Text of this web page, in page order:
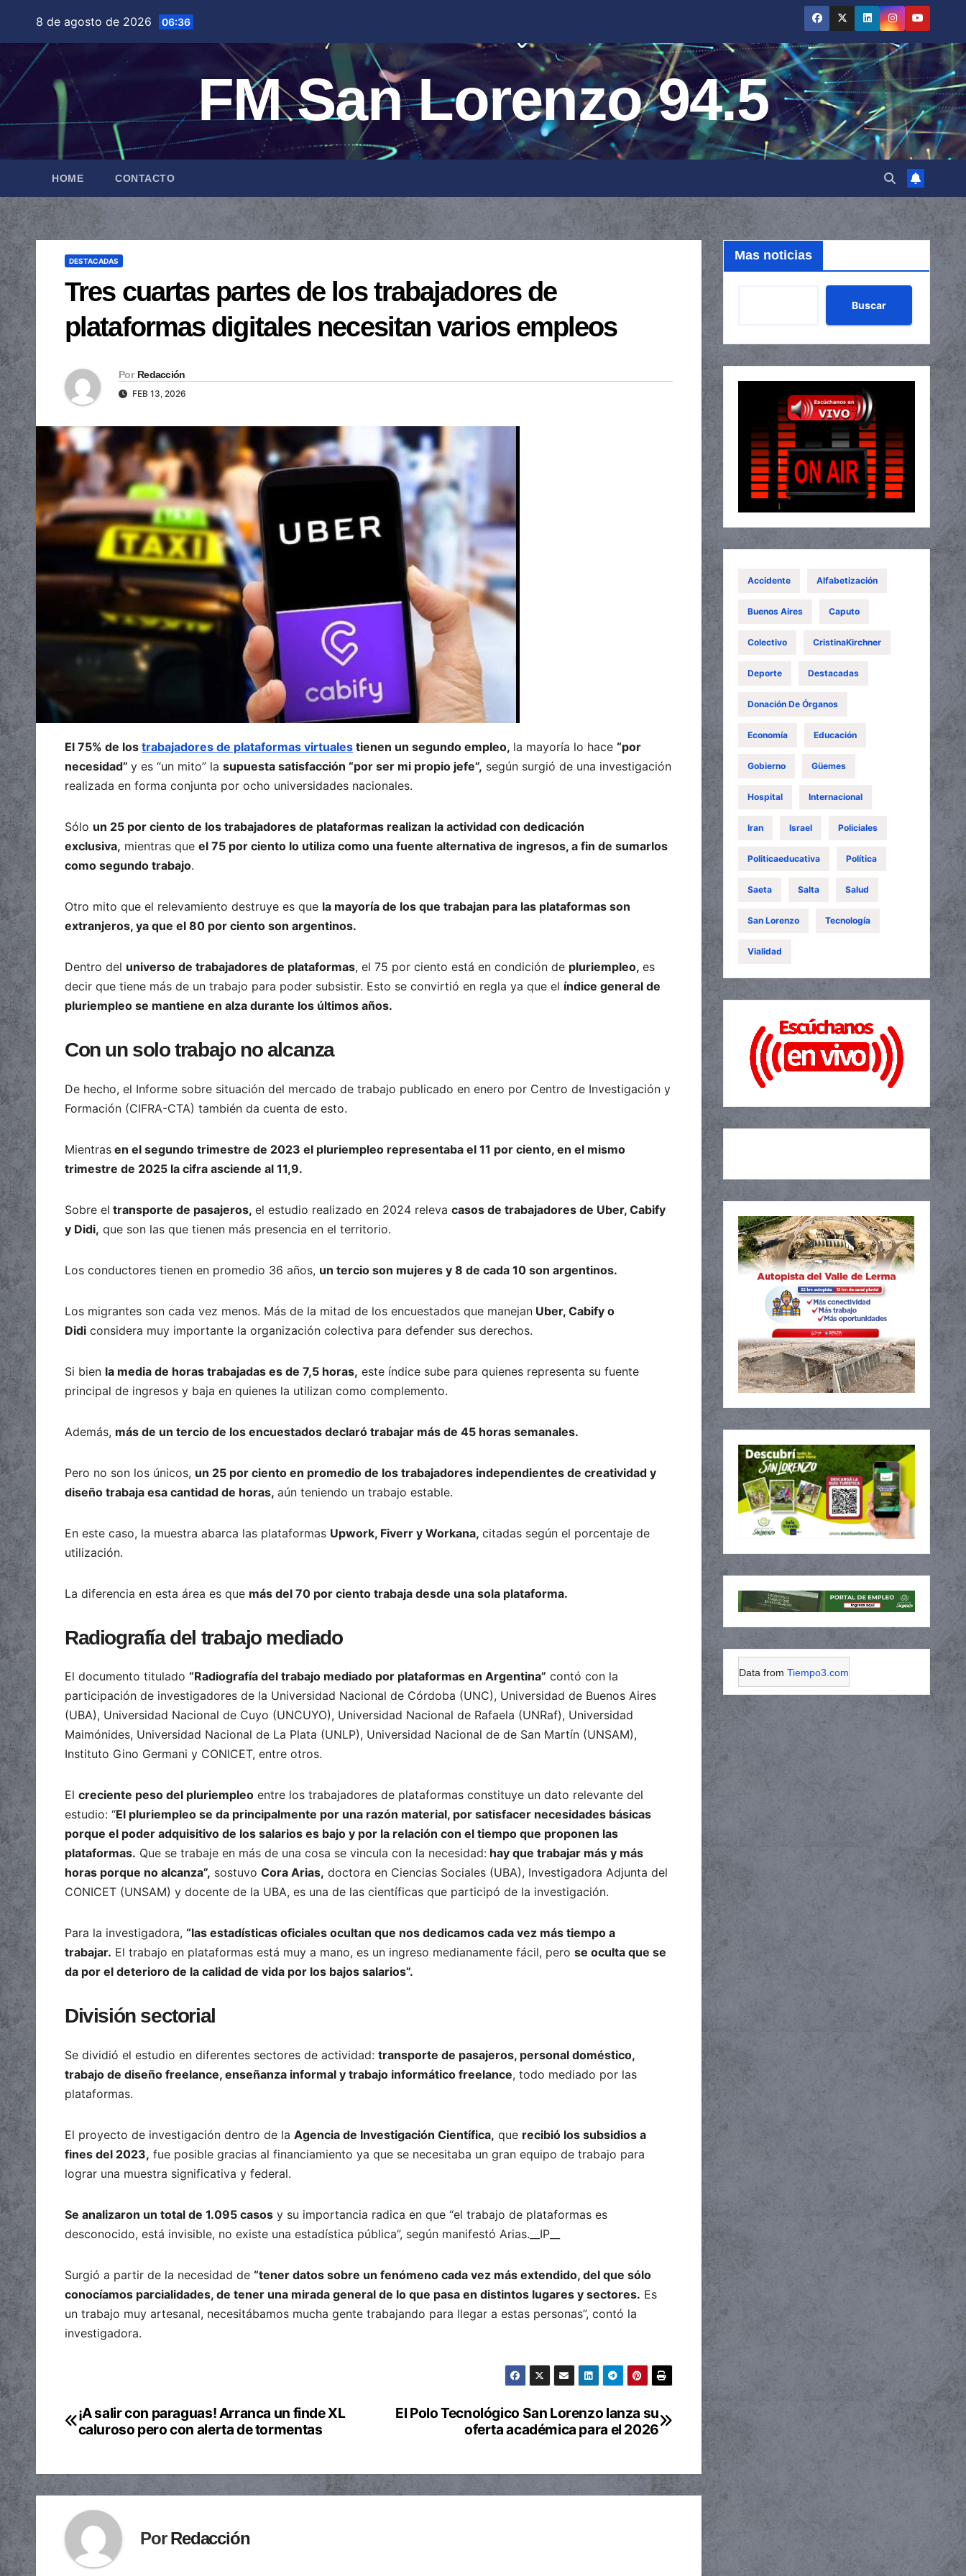
contenido
8 de agosto de 2026 06:36
FM San Lorenzo 94.5
HOME CONTACTO
DESTACADAS
Tres cuartas partes de los trabajadores de
plataformas digitales necesitan varios empleos
Por Redacción
FEB 13, 2026
El 75% de los trabajadores de plataformas virtuales tienen un segundo empleo, la mayoría lo hace “por
necesidad” y es “un mito” la supuesta satisfacción “por ser mi propio jefe”, según surgió de una investigación
realizada en forma conjunta por ocho universidades nacionales.
Sólo un 25 por ciento de los trabajadores de plataformas realizan la actividad con dedicación
exclusiva, mientras que el 75 por ciento lo utiliza como una fuente alternativa de ingresos, a fin de sumarlos
como segundo trabajo.
Otro mito que el relevamiento destruye es que la mayoría de los que trabajan para las plataformas son
extranjeros, ya que el 80 por ciento son argentinos.
Dentro del universo de trabajadores de plataformas, el 75 por ciento está en condición de pluriempleo, es
decir que tiene más de un trabajo para poder subsistir. Esto se convirtió en regla ya que el índice general de
pluriempleo se mantiene en alza durante los últimos años.
Con un solo trabajo no alcanza
De hecho, el Informe sobre situación del mercado de trabajo publicado en enero por Centro de Investigación y
Formación (CIFRA-CTA) también da cuenta de esto.
Mientras en el segundo trimestre de 2023 el pluriempleo representaba el 11 por ciento, en el mismo
trimestre de 2025 la cifra asciende al 11,9.
Sobre el transporte de pasajeros, el estudio realizado en 2024 releva casos de trabajadores de Uber, Cabify
y Didi, que son las que tienen más presencia en el territorio.
Los conductores tienen en promedio 36 años, un tercio son mujeres y 8 de cada 10 son argentinos.
Los migrantes son cada vez menos. Más de la mitad de los encuestados que manejan Uber, Cabify o
Didi considera muy importante la organización colectiva para defender sus derechos.
Si bien la media de horas trabajadas es de 7,5 horas, este índice sube para quienes representa su fuente
principal de ingresos y baja en quienes la utilizan como complemento.
Además, más de un tercio de los encuestados declaró trabajar más de 45 horas semanales.
Pero no son los únicos, un 25 por ciento en promedio de los trabajadores independientes de creatividad y
diseño trabaja esa cantidad de horas, aún teniendo un trabajo estable.
En este caso, la muestra abarca las plataformas Upwork, Fiverr y Workana, citadas según el porcentaje de
utilización.
La diferencia en esta área es que más del 70 por ciento trabaja desde una sola plataforma.
Radiografía del trabajo mediado
El documento titulado “Radiografía del trabajo mediado por plataformas en Argentina” contó con la
participación de investigadores de la Universidad Nacional de Córdoba (UNC), Universidad de Buenos Aires
(UBA), Universidad Nacional de Cuyo (UNCUYO), Universidad Nacional de Rafaela (UNRaf), Universidad
Maimónides, Universidad Nacional de La Plata (UNLP), Universidad Nacional de de San Martín (UNSAM),
Instituto Gino Germani y CONICET, entre otros.
El creciente peso del pluriempleo entre los trabajadores de plataformas constituye un dato relevante del
estudio: “El pluriempleo se da principalmente por una razón material, por satisfacer necesidades básicas
porque el poder adquisitivo de los salarios es bajo y por la relación con el tiempo que proponen las
plataformas. Que se trabaje en más de una cosa se vincula con la necesidad: hay que trabajar más y más
horas porque no alcanza”, sostuvo Cora Arias, doctora en Ciencias Sociales (UBA), Investigadora Adjunta del
CONICET (UNSAM) y docente de la UBA, es una de las científicas que participó de la investigación.
Para la investigadora, “las estadísticas oficiales ocultan que nos dedicamos cada vez más tiempo a
trabajar. El trabajo en plataformas está muy a mano, es un ingreso medianamente fácil, pero se oculta que se
da por el deterioro de la calidad de vida por los bajos salarios”.
División sectorial
Se dividió el estudio en diferentes sectores de actividad: transporte de pasajeros, personal doméstico,
trabajo de diseño freelance, enseñanza informal y trabajo informático freelance, todo mediado por las
plataformas.
El proyecto de investigación dentro de la Agencia de Investigación Científica, que recibió los subsidios a
fines del 2023, fue posible gracias al financiamiento ya que se necesitaba un gran equipo de trabajo para
lograr una muestra significativa y federal.
Se analizaron un total de 1.095 casos y su importancia radica en que “el trabajo de plataformas es
desconocido, está invisible, no existe una estadística pública”, según manifestó Arias.__IP__
Surgió a partir de la necesidad de “tener datos sobre un fenómeno cada vez más extendido, del que sólo
conocíamos parcialidades, de tener una mirada general de lo que pasa en distintos lugares y sectores. Es
un trabajo muy artesanal, necesitábamos mucha gente trabajando para llegar a estas personas”, contó la
investigadora.
Navegación
entradas
El Polo Tecnológico San Lorenzo lanza su
oferta académica para el 2026
¡A salir con paraguas! Arranca un finde XL
caluroso pero con alerta de tormentas
PorRedacción
Mas noticias
Buscar
Accidente Alfabetización
Buenos Aires Caputo
Colectivo CristinaKirchner
Deporte Destacadas
Donación De Órganos
Economía Educación
Gobierno Güemes
Hospital Internacional
Iran Israel Policiales
Politicaeducativa Política
Saeta Salta Salud
San Lorenzo Tecnología
Vialidad
Data from Tiempo3.com